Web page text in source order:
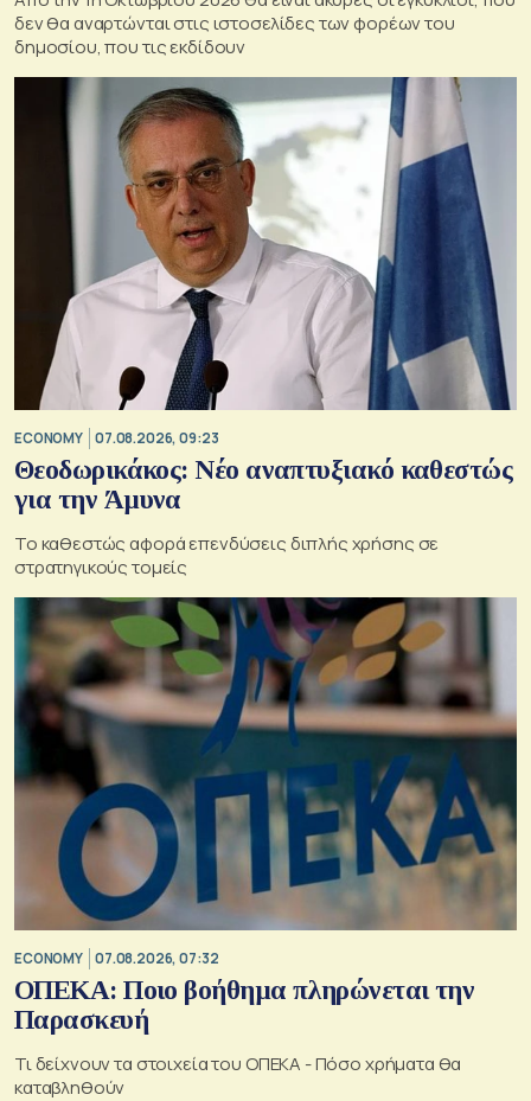
δεν θα αναρτώνται στις ιστοσελίδες των φορέων του
δημοσίου, που τις εκδίδουν
ECONOMY 07.08.2026, 09:23
Θεοδωρικάκος: Νέο αναπτυξιακό καθεστώς
για την Άμυνα
Το καθεστώς αφορά επενδύσεις διπλής χρήσης σε
στρατηγικούς τομείς
ECONOMY 07.08.2026, 07:32
ΟΠΕΚΑ: Ποιο βοήθημα πληρώνεται την
Παρασκευή
Τι δείχνουν τα στοιχεία του ΟΠΕΚΑ - Πόσο χρήματα θα
καταβληθούν